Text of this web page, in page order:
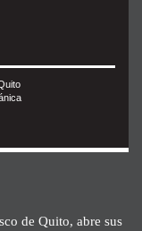
de Quito, abre sus